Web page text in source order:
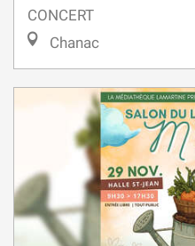
CONCERT
Chanac